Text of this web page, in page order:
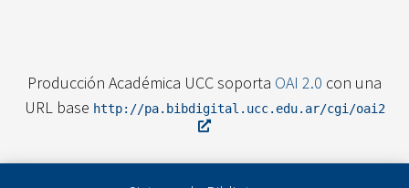
Producción Académica UCC soporta OAI 2.0 con una
URL base http://pa.bibdigital.ucc.edu.ar/cgi/oai2